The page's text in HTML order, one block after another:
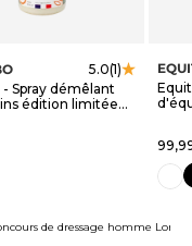
5.0(1)
Spray démêlant
édition limitée
Prix
blanc
de dressage homme Long